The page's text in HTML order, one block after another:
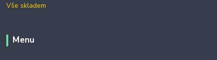
Vše skladem
Menu